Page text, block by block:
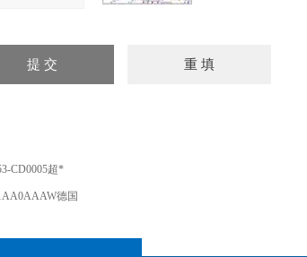
CD0005超*
德国